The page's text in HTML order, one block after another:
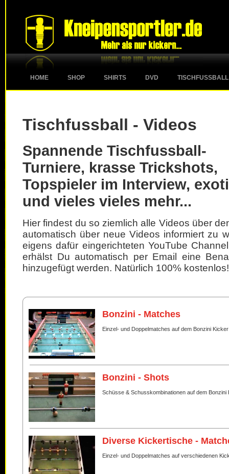
HOME SHOP SHIRTS DVD TISCHFUSSBALL
Tischfussball - Videos
Spannende Tischfussball-
Turniere, krasse Trickshots,
Topspieler im Interview,
und vieles vieles mehr...
Hier findest du so ziemlich alle Videos über
automatisch über neue Videos informiert zu
eigens dafür eingerichteten YouTube
erhälst Du automatisch per Email eine
hinzugefügt werden. Natürlich 100% kostenlos!
Bonzini - Matches
Einzel- und Doppelmatches auf dem Bonzini Kicker
Bonzini - Shots
Schüsse & Schusskombinationen auf dem Bonzini
Diverse Kickertische -
Einzel- und Doppelmatches auf verschiedenen